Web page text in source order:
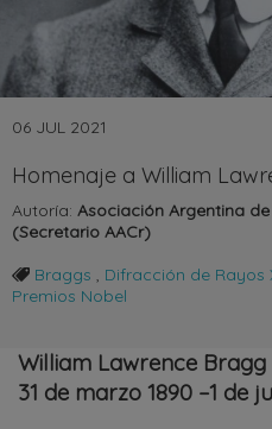
06 JUL 2021
Homenaje a William
Autoría: Asociación Argentina
(Secretario AACr)
Braggs
Difracción de Rayos
Premios Nobel
William Lawrence Bragg
31 de marzo 1890 –1 de